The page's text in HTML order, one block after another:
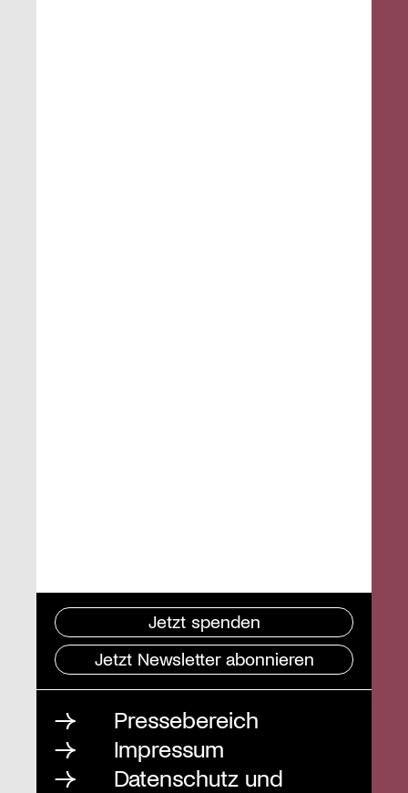
Jetzt spenden
Jetzt Newsletter abonnieren
Pressebereich
Impressum
Datenschutz und